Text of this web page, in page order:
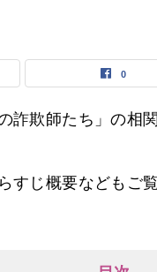
0
詐欺師たち」の相
すじ概要などもご